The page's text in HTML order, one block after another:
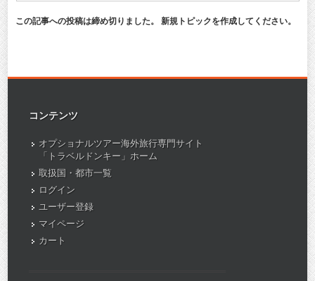
この記事への投稿は締め切りました。 新規トピックを作成してください。
コンテンツ
オプショナルツアー海外旅行専門サイト
「トラベルドンキー」ホーム
取扱国・都市一覧
ログイン
ユーザー登録
マイページ
カート